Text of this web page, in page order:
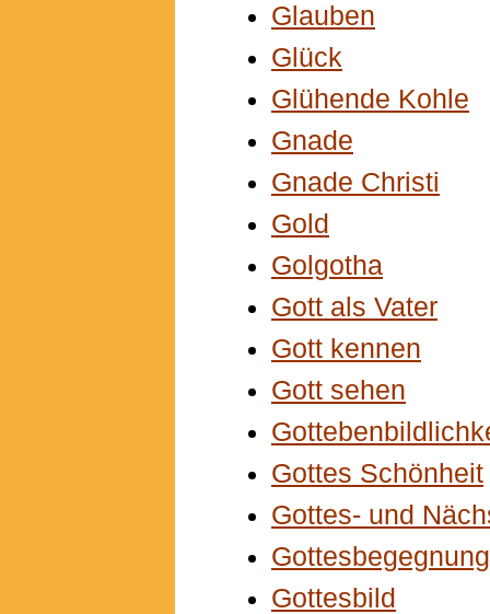
Glauben
Glück
Glühende Kohle
Gnade
Gnade Christi
Gold
Golgotha
Gott als Vater
Gott kennen
Gott sehen
Gottes Schönheit
Gottes- und
Gottesbegegnung
Gottesbild